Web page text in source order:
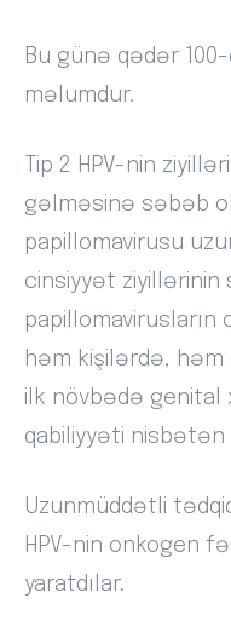
Bu günə qədər
məlumdur.
Tip 2 HPV-nin
gəlməsinə səbəb
papillomavirusu
cinsiyyət ziyillərinin
həm kişilərdə, həm
ilk növbədə
qabiliyyəti nisbətən
Uzunmüddətli
HPV-nin onkogen
yaratdılar.